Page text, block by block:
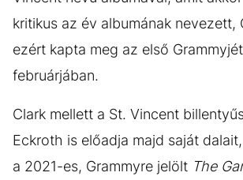
kritikus az év albumának nevezett,
ezért kapta meg az első
februárjában.
Clark mellett a St. Vincent
Eckroth is előadja majd saját
a 2021-es, Grammyre jelölt The